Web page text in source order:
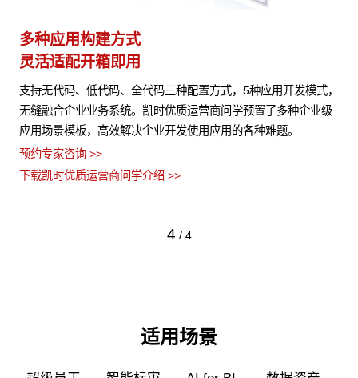
多种应用构建方式
灵活适配开箱即用
支持无代码、低代码、全代码三种配置方式，5种应用开发模式，
无缝融合企业业务系统。凯时优质运营商问学预置了多种企业级
应用场景模板，高效解决企业开发使用应用的各种难题。
预约专家咨询 >>
下载凯时优质运营商问学介绍 >>
4 / 4
适用场景